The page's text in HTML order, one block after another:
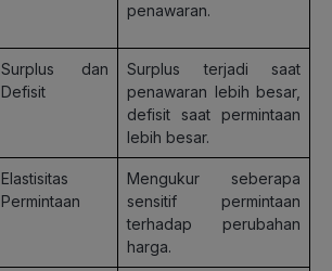
penawaran.
Surplus dan
Defisit
Surplus terjadi saat
penawaran lebih besar,
defisit saat permintaan
lebih besar.
Elastisitas
Permintaan
Mengukur seberapa
sensitif permintaan
terhadap perubahan
harga.